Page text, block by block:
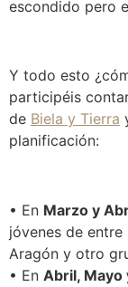
escondido pero
Y todo esto
participéis
de Biela y Tierra
planificación:
• En Marzo y
jóvenes de
Aragón y otro
• En Abril, Mayo